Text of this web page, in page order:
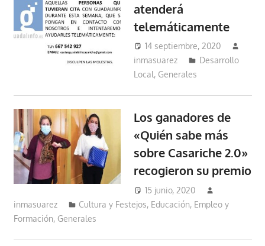
atenderá
telemáticamente
14 septiembre, 2020
inmasuarez
Desarrollo
Local, Generales
Los ganadores de
«Quién sabe más
sobre Casariche 2.0»
recogieron su premio
15 junio, 2020
inmasuarez
Cultura y Festejos, Educación, Empleo y
Formación, Generales